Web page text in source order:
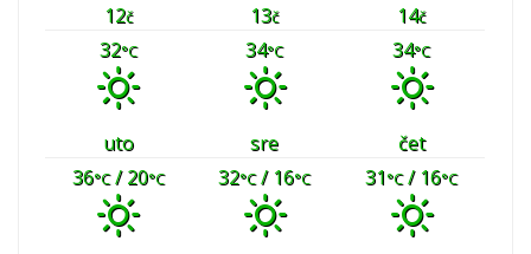
12č 13č 14č
32°C 34°C 34°C
uto sre
čet
36°C/ 20°C 32°C/ 16°C 31°C/ 16°C